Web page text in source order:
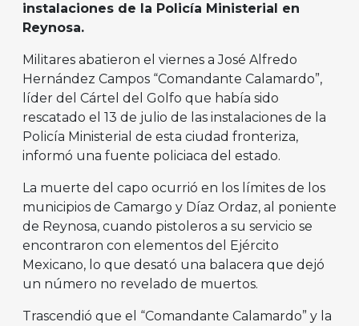
instalaciones de la Policía Ministerial en
Reynosa.
Militares abatieron el viernes a José Alfredo
Hernández Campos “Comandante Calamardo”,
líder del Cártel del Golfo que había sido
rescatado el 13 de julio de las instalaciones de la
Policía Ministerial de esta ciudad fronteriza,
informó una fuente policiaca del estado.
La muerte del capo ocurrió en los límites de los
municipios de Camargo y Díaz Ordaz, al poniente
de Reynosa, cuando pistoleros a su servicio se
encontraron con elementos del Ejército
Mexicano, lo que desató una balacera que dejó
un número no revelado de muertos.
Trascendió que el “Comandante Calamardo” y la